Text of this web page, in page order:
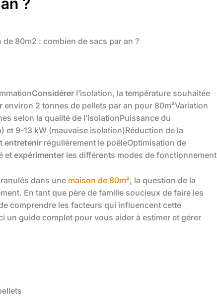
80m2 : combien de sacs par an ?
Considérer l’isolation, la température souhaitée
environ 2 tonnes de pellets par an pour 80m²Variation
selon la qualité de l’isolationPuissance du
et 9-13 kW (mauvaise isolation)Réduction de la
entretenir régulièrement le poêleOptimisation de
et expérimenter les différents modes de fonctionnement
dans une maison de 80m², la question de la
En tant que père de famille soucieux de faire les
comprendre les facteurs qui influencent cette
un guide complet pour vous aider à estimer et gérer